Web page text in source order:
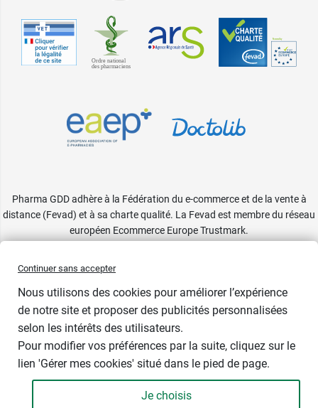
Pharma GDD adhère à la Fédération du e-commerce et de la vente à
distance (Fevad) et à sa charte qualité. La Fevad est membre du réseau
européen Ecommerce Europe Trustmark.
Continuer sans accepter
Nous utilisons des cookies pour améliorer l’expérience
de notre site et proposer des publicités personnalisées
selon les intérêts des utilisateurs.
Pour modifier vos préférences par la suite, cliquez sur le
lien 'Gérer mes cookies' situé dans le pied de page.
Je choisis